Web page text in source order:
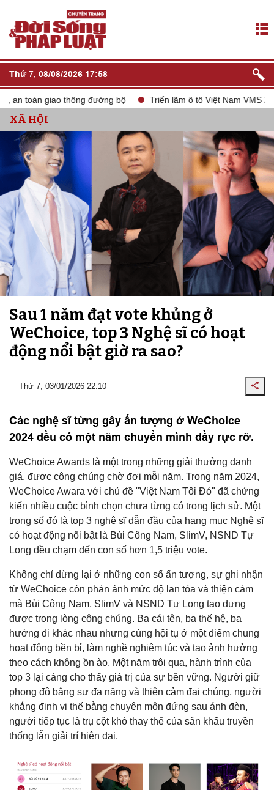
Thứ 7, 08/08/2026 17:58
đường bộ Triển lãm ô tô Việt Nam VMS 2024 tắt sóng
XÃ HỘI
Sau 1 năm đạt vote khủng ở
WeChoice, top 3 Nghệ sĩ có hoạt
động nổi bật giờ ra sao?
Thứ 7, 03/01/2026 22:10
Các nghệ sĩ từng gây ấn tượng ở WeChoice
2024 đều có một năm chuyển mình đầy rực rỡ.
WeChoice Awards là một trong những giải thưởng danh
giá, được công chúng chờ đợi mỗi năm. Trong năm 2024,
WeChoice Awara với chủ đề "Việt Nam Tôi Đó" đã chứng
kiến nhiều cuộc bình chọn chưa từng có trong lịch sử. Một
trong số đó là top 3 nghệ sĩ dẫn đầu của hạng mục Nghệ sĩ
có hoạt động nổi bật là Bùi Công Nam, SlimV, NSND Tự
Long đều chạm đến con số hơn 1,5 triệu vote.
Không chỉ dừng lại ở những con số ấn tượng, sự ghi nhận
từ WeChoice còn phản ánh mức độ lan tỏa và thiện cảm
mà Bùi Công Nam, SlimV và NSND Tự Long tạo dựng
được trong lòng công chúng. Ba cái tên, ba thế hệ, ba
hướng đi khác nhau nhưng cùng hội tụ ở một điểm chung
hoạt động bền bỉ, làm nghề nghiêm túc và tạo ảnh hưởng
theo cách không ồn ào. Một năm trôi qua, hành trình của
top 3 lại càng cho thấy giá trị của sự bền vững. Người giữ
phong độ bằng sự đa năng và thiện cảm đại chúng, người
khẳng định vị thế bằng chuyên môn đứng sau ánh đèn,
người tiếp tục là trụ cột khó thay thế của sân khấu truyền
thống lẫn giải trí hiện đại.